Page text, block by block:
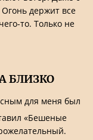
держит все
то. Только не
БЛИЗКО
для меня был
«Бешеные